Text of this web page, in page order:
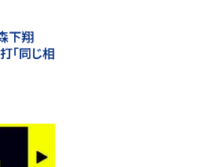
下翔
同じ相